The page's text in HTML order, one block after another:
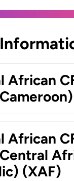
African
African
(XAF)